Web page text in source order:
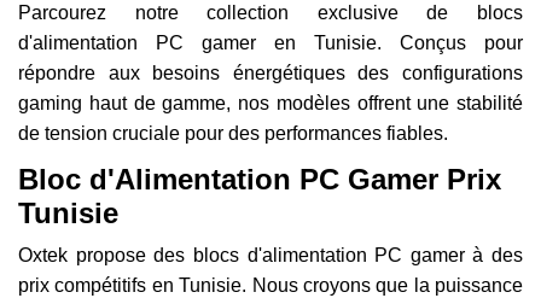
Parcourez notre collection exclusive de blocs
d'alimentation PC gamer en Tunisie. Conçus pour
répondre aux besoins énergétiques des configurations
gaming haut de gamme, nos modèles offrent une stabilité
de tension cruciale pour des performances fiables.
Bloc d'Alimentation PC Gamer Prix
Tunisie
Oxtek propose des blocs d'alimentation PC gamer à des
prix compétitifs en Tunisie. Nous croyons que la puissance